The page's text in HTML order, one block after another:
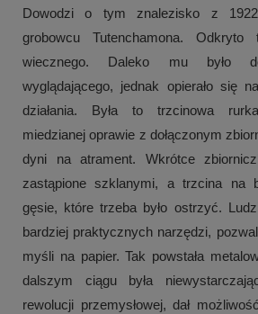
Dowodzi o tym znalezisko z
grobowcu Tutenchamona.
wiecznego. Daleko mu było
wyglądającego, jednak opierało się
działania. Była to trzcinowa
miedzianej oprawie z dołączonym
dyni na atrament. Wkrótce
zastąpione szklanymi, a trzcina na
gęsie, które trzeba było ostrzyć.
bardziej praktycznych narzędzi,
myśli na papier. Tak powstała
dalszym ciągu była
rewolucji przemysłowej, dał